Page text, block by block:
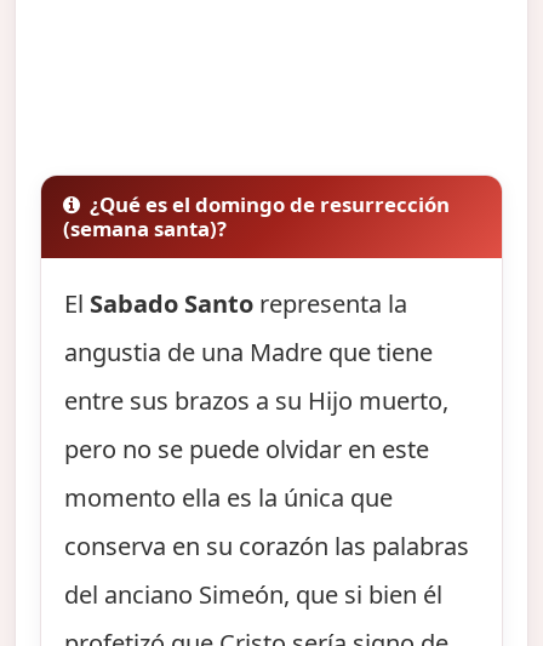
¿Qué es el domingo de resurrección
(semana santa)?
El Sabado Santo representa la
angustia de una Madre que tiene
entre sus brazos a su Hijo muerto,
pero no se puede olvidar en este
momento ella es la única que
conserva en su corazón las palabras
del anciano Simeón, que si bien él